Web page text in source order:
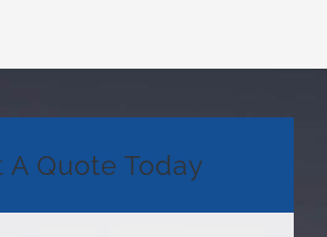
A Quote Today